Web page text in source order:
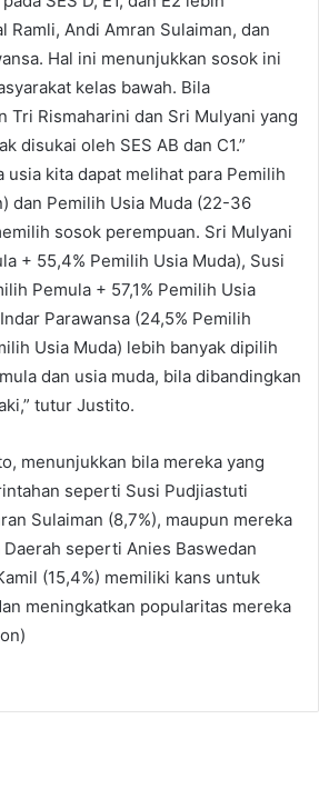
Ramli, Andi Amran Sulaiman, dan
Hal ini menunjukkan sosok ini
kelas bawah. Bila
Tri Rismaharini dan Sri Mulyani yang
disukai oleh SES AB dan C1.”
usia kita dapat melihat para Pemilih
dan Pemilih Usia Muda (22-36
sosok perempuan. Sri Mulyani
+ 55,4% Pemilih Usia Muda), Susi
Pemula + 57,1% Pemilih Usia
Parawansa (24,5% Pemilih
Usia Muda) lebih banyak dipilih
dan usia muda, bila dibandingkan
tutur Justito.
menunjukkan bila mereka yang
seperti Susi Pudjiastuti
Sulaiman (8,7%), maupun mereka
seperti Anies Baswedan
(15,4%) memiliki kans untuk
meningkatkan popularitas mereka